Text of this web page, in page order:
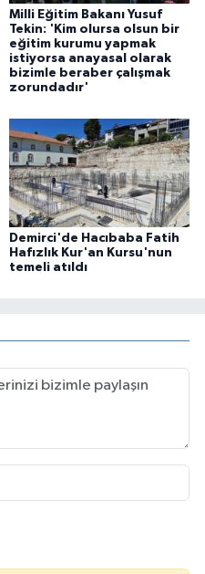
Milli Eğitim Bakanı Yusuf
Tekin: 'Kim olursa olsun bir
eğitim kurumu yapmak
istiyorsa anayasal olarak
bizimle beraber çalışmak
zorundadır'
Demirci'de Hacıbaba Fatih
Hafızlık Kur'an Kursu'nun
temeli atıldı